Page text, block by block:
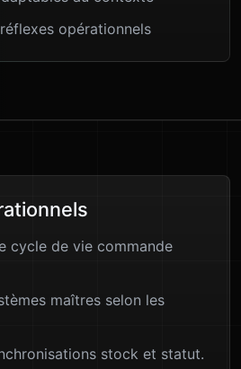
opérationnels
cycle de vie commande
maîtres selon les
stock et statut.